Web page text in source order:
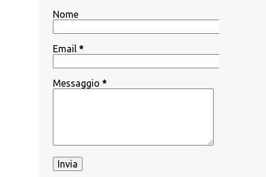
Nome
Email *
Messaggio *